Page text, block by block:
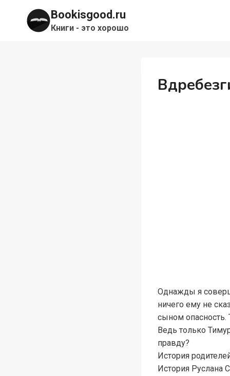
содержимому
Bookisgood.ru
Книги - это хорошо
Однажды я
ничего ему не
сыном опасность.
Ведь только
правду?
История
История Руслана